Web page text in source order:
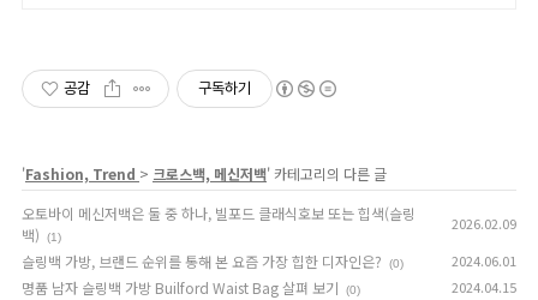
공감 구독하기
'Fashion, Trend > 크로스백, 메신저백' 카테고리의 다른 글
오토바이 메신저백은 둘 중 하나, 빌포드 클래식호보 또는 힙색(슬링
백)
(1)
2026.02.09
슬링백 가방, 브랜드 순위를 통해 본 요즘 가장 힙한 디자인은? (0) 2024.06.01
명품 남자 슬링백 가방 Builford Waist Bag 살펴 보기 (0) 2024.04.15